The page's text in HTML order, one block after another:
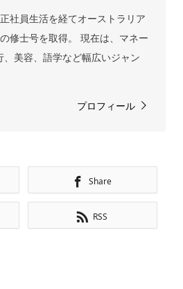
社員生活を経てオーストラリア
修士号を取得。 現在は、マネー
美容、語学など幅広いジャン
プロフィール
Share
RSS